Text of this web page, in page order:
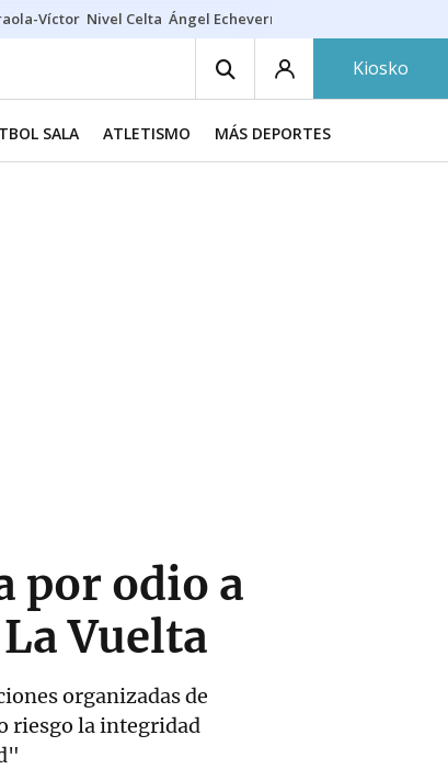
Víctor Nivel Celta Ángel Echeverría
Kiosko
SALA ATLETISMO MÁS DEPORTES
por odio a
Vuelta
organizadas de
riesgo la integridad